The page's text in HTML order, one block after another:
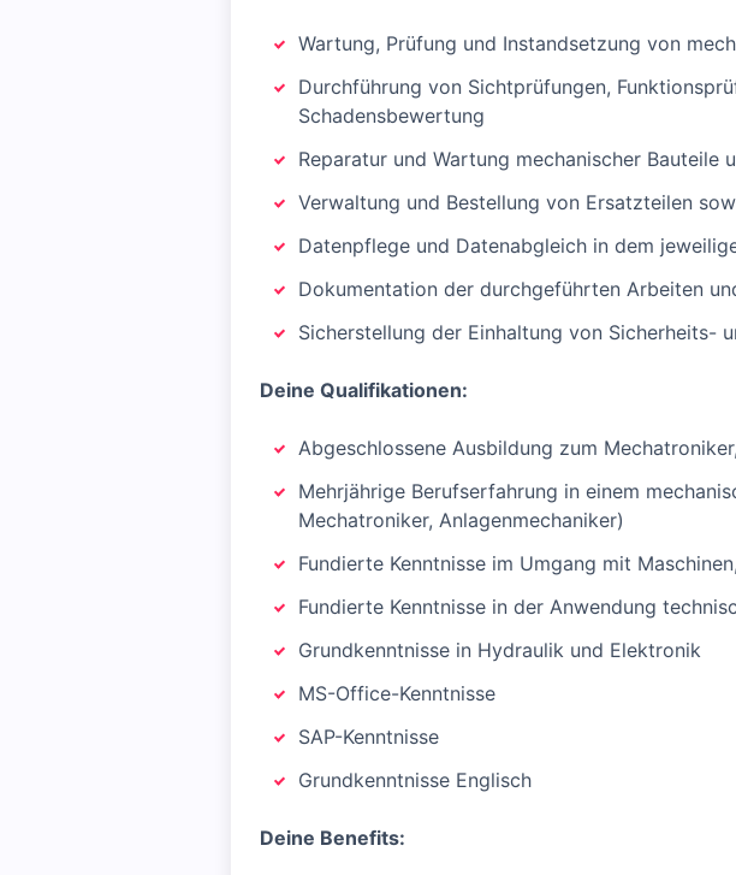
Wartung, Prüfung und Instandsetzung von
Durchführung von Sichtprüfungen,
Schadensbewertung
Reparatur und Wartung mechanischer
Verwaltung und Bestellung von Ersatzteilen
Datenpflege und Datenabgleich in dem
Dokumentation der durchgeführten Arbeiten
Sicherstellung der Einhaltung von Sicherheits-
Deine Qualifikationen:
Abgeschlossene Ausbildung zum
Mehrjährige Berufserfahrung in einem
Mechatroniker, Anlagenmechaniker)
Fundierte Kenntnisse im Umgang mit
Fundierte Kenntnisse in der Anwendung
Grundkenntnisse in Hydraulik und Elektronik
MS-Office-Kenntnisse
SAP-Kenntnisse
Grundkenntnisse Englisch
Deine Benefits: